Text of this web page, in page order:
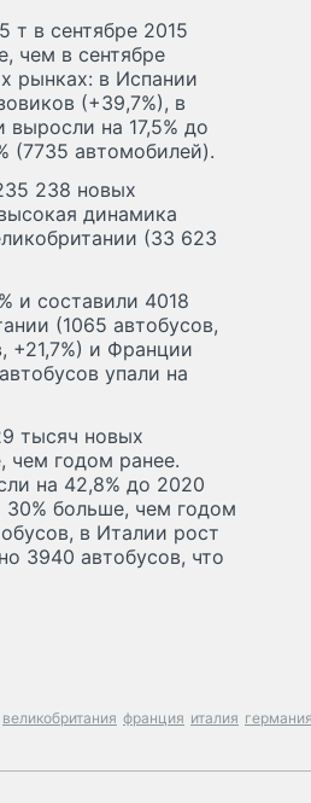
т в сентябре 2015
чем в сентябре
рынках: в Испании
(+39,7%), в
на 17,5% до
(7735 автомобилей).
238 новых
динамика
(33 623
и составили 4018
(1065 автобусов,
+21,7%) и Франции
упали на
тысяч новых
чем годом ранее.
на 42,8% до 2020
30% больше, чем годом
в Италии рост
3940 автобусов, что
великобритания франция италия германия